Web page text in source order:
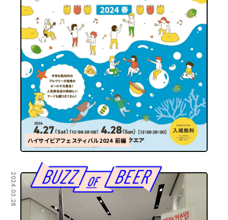
ハイサイビアフェスティバル2024 前編
2024.03.28